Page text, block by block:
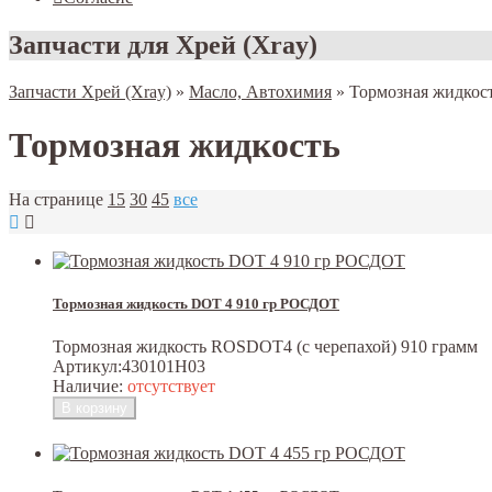
Запчасти для Хрей (Xray)
Запчасти Хрей (Xray) » Масло, Автохимия » Тормозная
Тормозная жидкость
На странице 15 30 45 все
Тормозная жидкость DOT 4 910 гр РОСДОТ
Тормозная жидкость ROSDOT4 (с черепахой) 910 грамм
Артикул:430101Н03
Наличие: отсутствует